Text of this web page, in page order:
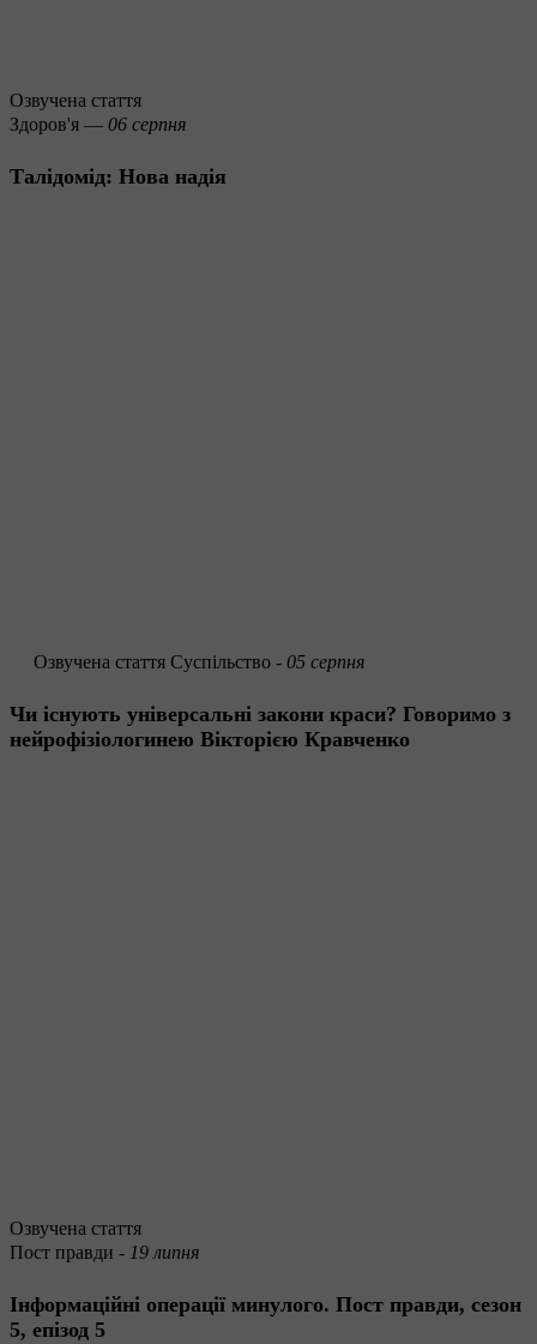
Озвучена стаття
Здоров'я — 06 серпня
Талідомід: Нова надія
Озвучена стаття Суспільство - 05 серпня
Чи існують універсальні закони краси? Говоримо з
нейрофізіологинею Вікторією Кравченко
Озвучена стаття
Пост правди - 19 липня
Інформаційні операції минулого. Пост правди, сезон
5, епізод 5